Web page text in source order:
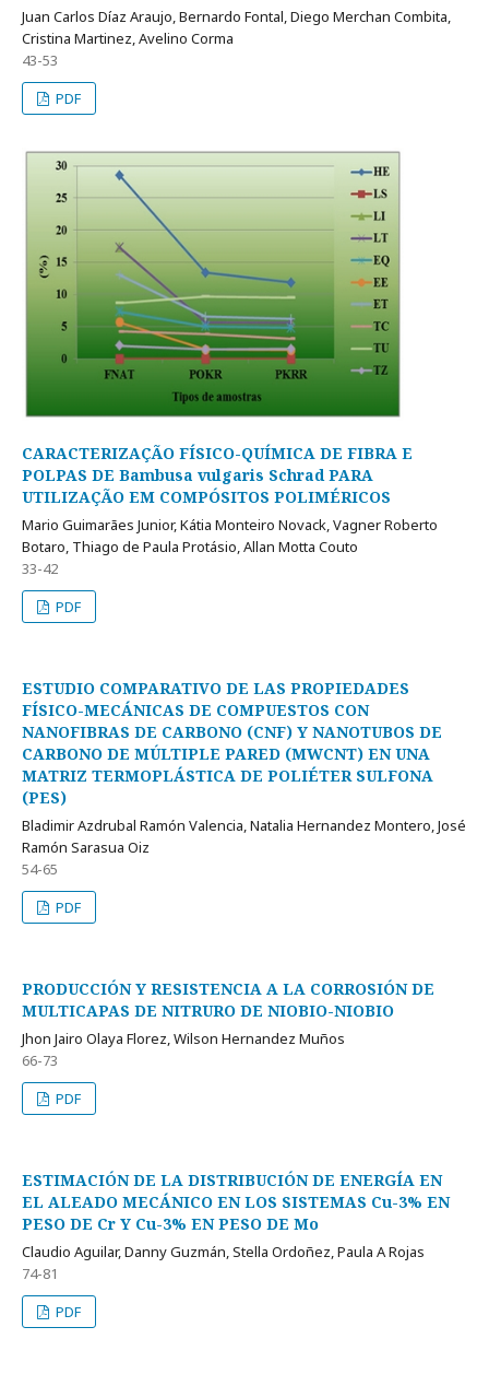
Juan Carlos Dí­az Araujo, Bernardo Fontal, Diego Merchan Combita,
Cristina Martinez, Avelino Corma
43-53
PDF
CARACTERIZAÇÃO FÍSICO-QUÍMICA DE FIBRA E
POLPAS DE Bambusa vulgaris Schrad PARA
UTILIZAÇÃO EM COMPÓSITOS POLIMÉRICOS
Mario Guimarães Junior, Kátia Monteiro Novack, Vagner Roberto
Botaro, Thiago de Paula Protásio, Allan Motta Couto
33-42
PDF
ESTUDIO COMPARATIVO DE LAS PROPIEDADES
FÍSICO-MECÁNICAS DE COMPUESTOS CON
NANOFIBRAS DE CARBONO (CNF) Y NANOTUBOS DE
CARBONO DE MÚLTIPLE PARED (MWCNT) EN UNA
MATRIZ TERMOPLÁSTICA DE POLIÉTER SULFONA
(PES)
Bladimir Azdrubal Ramón Valencia, Natalia Hernandez Montero, José
Ramón Sarasua Oiz
54-65
PDF
PRODUCCIÓN Y RESISTENCIA A LA CORROSIÓN DE
MULTICAPAS DE NITRURO DE NIOBIO-NIOBIO
Jhon Jairo Olaya Florez, Wilson Hernandez Muños
66-73
PDF
ESTIMACIÓN DE LA DISTRIBUCIÓN DE ENERGÍA EN
EL ALEADO MECÁNICO EN LOS SISTEMAS Cu-3% EN
PESO DE Cr Y Cu-3% EN PESO DE Mo
Claudio Aguilar, Danny Guzmán, Stella Ordoñez, Paula A Rojas
74-81
PDF